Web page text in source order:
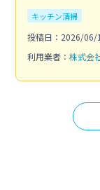
キッチン清掃
投稿日：2026/06/
利用業者： 株式会